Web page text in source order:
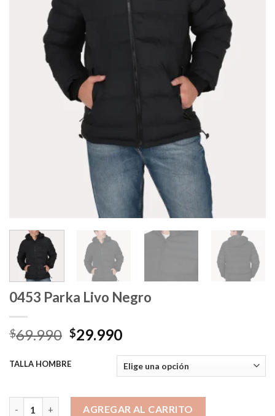
0453 Parka Livo Negro
$69.990 El
original
$69.990.
$29.990El
actual
es:
$29.990.
TALLA HOMBRE
AGREGAR AL CARRITO